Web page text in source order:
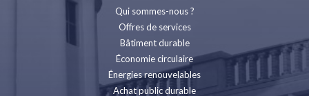
Qui sommes-nous ?
Offres de services
Bâtiment durable
Économie circulaire
Énergies renouvelables
Achat public durable